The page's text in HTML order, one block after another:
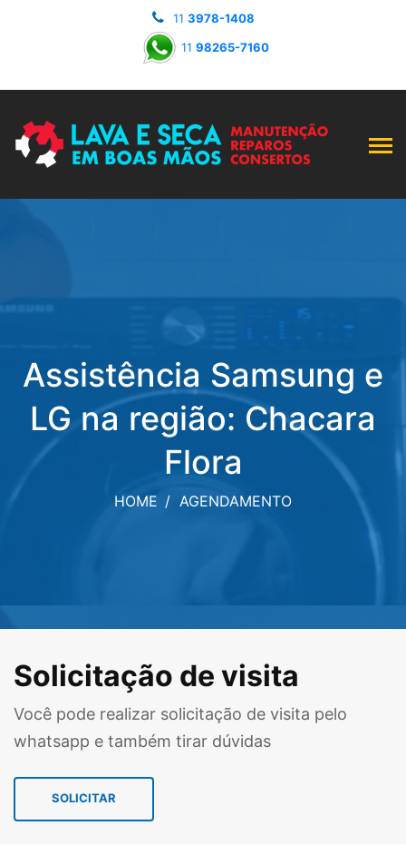
11 3978-1408
11 98265-7160
Assistência Samsung e
LG na região: Chacara
Flora
HOME AGENDAMENTO
Solicitação de visita
Você pode realizar solicitação de visita pelo
whatsapp e também tirar dúvidas
SOLICITAR